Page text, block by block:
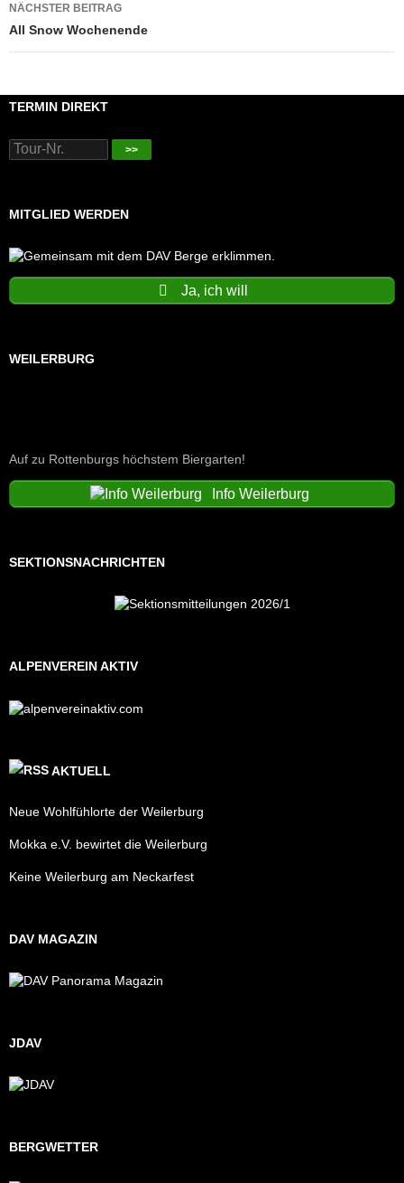
NÄCHSTER BEITRAG
All Snow Wochenende
TERMIN DIREKT
>>
MITGLIED WERDEN
Ja, ich will
WEILERBURG
Auf zu Rottenburgs höchstem Biergarten!
Info Weilerburg
SEKTIONSNACHRICHTEN
ALPENVEREIN AKTIV
AKTUELL
Neue Wohlfühlorte der Weilerburg
Mokka e.V. bewirtet die Weilerburg
Keine Weilerburg am Neckarfest
DAV MAGAZIN
JDAV
BERGWETTER